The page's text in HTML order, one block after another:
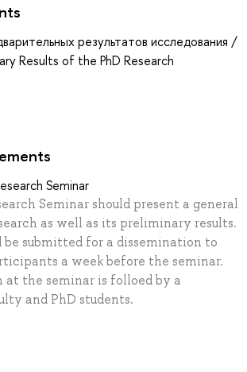
результатов исследования /
Results of the PhD Research
Seminar
Seminar should present a general
as well as its preliminary results.
be submitted for a dissemination to
a week before the seminar.
at the seminar is folloed by a
and PhD students.